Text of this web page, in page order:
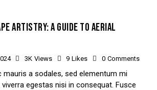
ARTISTRY: A GUIDE TO AERIAL
3K Views 9 Likes 0 Comments
mauris a sodales, sed elementum mi
egestas nisi in consequat. Fusce